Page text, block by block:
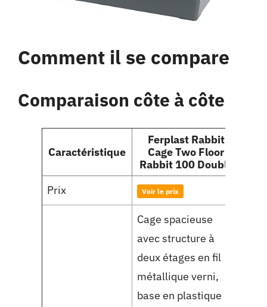
Comment il se compare
Comparaison côte à côte
Caractéristique
Ferplast Rabbit
Cage Two Floor
Rabbit 100 Double
Prix Voir le prix
Cage spacieuse
avec structure à
deux étages en fil
métallique verni,
base en plastique